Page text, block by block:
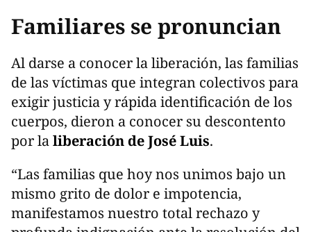
Familiares se pronuncian
Al darse a conocer la liberación, las familias
de las víctimas que integran colectivos para
exigir justicia y rápida identificación de los
cuerpos, dieron a conocer su descontento
por laliberación de José Luis.
“Las familias que hoy nos unimos bajo un
mismo grito de dolor e impotencia,
manifestamos nuestro total rechazo y